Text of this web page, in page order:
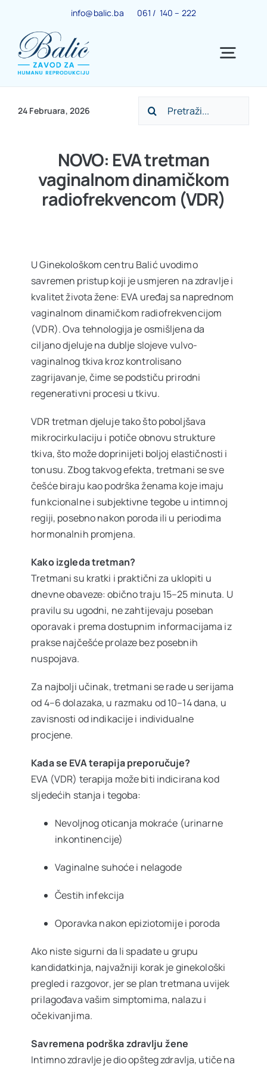
content
info@balic.ba 061 / 140 – 222
Ginekološki centar
IVF centar
Ostale usluge
Cjenovnik
VIP Club NOVO
O nama
Kontakt
24 Februara, 2026
Search
NOVO: EVA tretman
vaginalnom dinamičkom
radiofrekvencom (VDR)
U Ginekološkom centru Balić uvodimo
savremen pristup koji je usmjeren na zdravlje i
kvalitet života žene: EVA uređaj sa naprednom
vaginalnom dinamičkom radiofrekvencijom
(VDR). Ova tehnologija je osmišljena da
ciljano djeluje na dublje slojeve vulvo-
vaginalnog tkiva kroz kontrolisano
zagrijavanje, čime se podstiču prirodni
regenerativni procesi u tkivu.
VDR tretman djeluje tako što poboljšava
mikrocirkulaciju i potiče obnovu strukture
tkiva, što može doprinijeti boljoj elastičnosti i
tonusu. Zbog takvog efekta, tretmani se sve
češće biraju kao podrška ženama koje imaju
funkcionalne i subjektivne tegobe u intimnoj
regiji, posebno nakon poroda ili u periodima
hormonalnih promjena.
Kako izgleda tretman?
Tretmani su kratki i praktični za uklopiti u
dnevne obaveze: obično traju 15–25 minuta. U
pravilu su ugodni, ne zahtijevaju poseban
oporavak i prema dostupnim informacijama iz
prakse najčešće prolaze bez posebnih
nuspojava.
Za najbolji učinak, tretmani se rade u serijama
od4–6dolazaka, u razmaku od10–14dana, u
zavisnosti od indikacije i individualne
procjene.
Kada se EVA terapija preporučuje?
EVA (VDR) terapija može biti indicirana kod
sljedećih stanja i tegoba:
Nevoljnog oticanja mokraće (urinarne
inkontinencije)
Vaginalne suhoće i nelagode
Čestih infekcija
Oporavka nakon epiziotomije i poroda
Ako niste sigurni da li spadate u grupu
kandidatkinja, najvažniji korak je ginekološki
pregled i razgovor, jer se plan tretmana uvijek
prilagođava vašim simptomima, nalazu i
očekivanjima.
Savremena podrška zdravlju žene
Intimno zdravlje je dio opšteg zdravlja, utiče na